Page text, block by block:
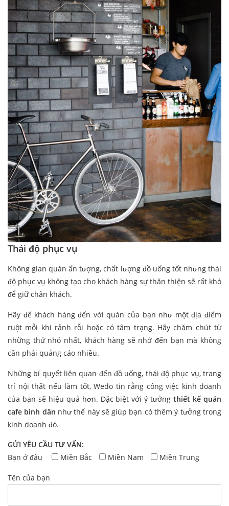
Thái độ phục vụ
Không gian quán ấn tượng, chất lượng đồ uống tốt nhưng thái
độ phục vụ không tạo cho khách hàng sự thân thiện sẽ rất khó
để giữ chân khách.
Hãy để khách hàng đến với quán của bạn như một địa điểm
ruột mỗi khi rảnh rỗi hoặc có tâm trạng. Hãy chăm chút từ
những thứ nhỏ nhất, khách hàng sẽ nhớ đến bạn mà không
cần phải quảng cáo nhiều.
Những bí quyết liên quan đến đồ uống, thái độ phục vụ, trang
trí nội thất nếu làm tốt, Wedo tin rằng công việc kinh doanh
của bạn sẽ hiệu quả hơn. Đặc biệt với ý tưởngthiết kế quán
cafe bình dân như thế này sẽ giúp bạn có thêm ý tưởng trong
kinh doanh đó.
GỬI YÊU CẦU TƯ VẤN:
Bạn ở đâu
Miền Bắc Miền Nam Miền Trung
Tên của bạn